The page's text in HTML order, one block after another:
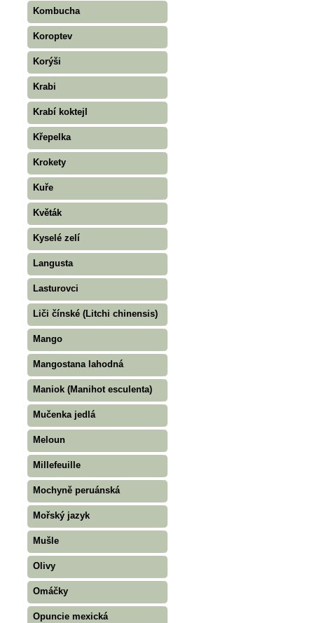
Kombucha
Koroptev
Korýši
Krabi
Krabí koktejl
Křepelka
Krokety
Kuře
Květák
Kyselé zelí
Langusta
Lasturovci
Liči čínské (Litchi chinensis)
Mango
Mangostana lahodná
Maniok (Manihot esculenta)
Mučenka jedlá
Meloun
Millefeuille
Mochyně peruánská
Mořský jazyk
Mušle
Olivy
Omáčky
Opuncie mexická